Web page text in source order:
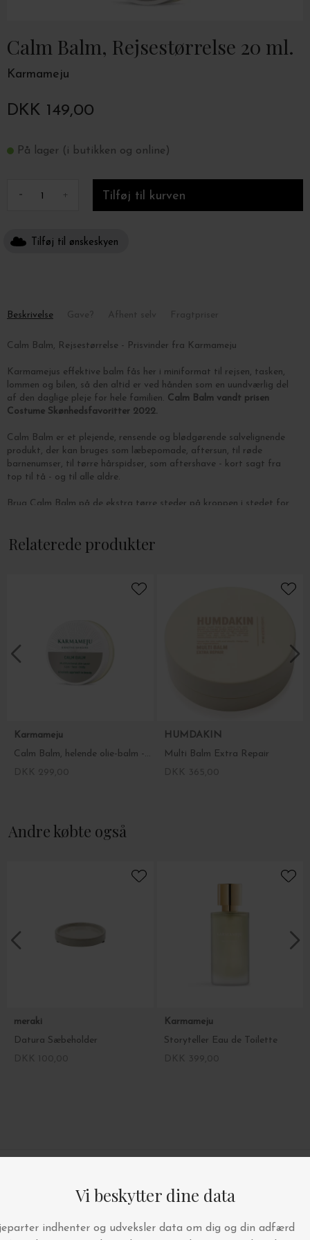
Calm Balm, Rejsestørrelse 20 ml.
Karmameju
DKK 149,00
På lager (i butikken og online)
- +
Tilføj til ønskeskyen
Beskrivelse
Calm Balm, Rejsestørrelse - Prisvinder fra Karmameju
Karmamejus effektive balm fås her i miniformat til rejsen, tasken,
lommen og bilen, så den altid er ved hånden som en uundværlig del
af den daglige pleje for hele familien. Calm Balm vandt prisen
Costume Skønhedsfavoritter 2022.
Calm Balm er et plejende, rensende og blødgørende salvelignende
produkt, der kan bruges som læbepomade, aftersun, til røde
barnenumser, til tørre hårspidser, som aftershave - kort sagt fra
top til tå - og til alle aldre.
Brug Calm Balm på de ekstra tørre steder på kroppen i stedet for
holde på hudens fugt og beskytte mod dehydrering.
morgenfrueolie samt sheasmør, som genopbygger og giver fugt til
tør og irriteret hud. Karmamejus blanding af afslappende og
Brug også Calm Balm til at forebygge høfebersymptomer ved at
anvende den omkring næsen, oppe i næseboret og rundt om
øjnene for at fange de små drilske pollenpartikler.
Relaterede produkter
Karmameju
Calm Balm, helende olie-balm - Prisvinder!
HUMDAKIN
Multi Balm Extra Repair
Andre købte også
meraki
Datura Sæbeholder
Karmameju
Storyteller Eau de Toilette